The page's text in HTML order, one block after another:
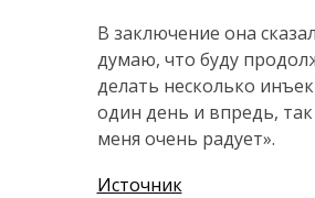
В заключение она
думаю, что буду
делать несколько
один день и впредь, так
меня очень радует».
Источник